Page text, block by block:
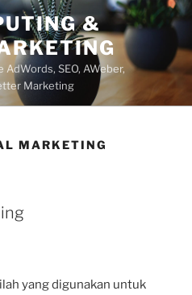
&
SEO, AWeber,
Marketing
MARKETING
yang digunakan untuk